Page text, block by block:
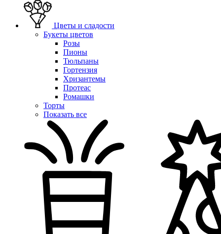
Цветы и сладости
Букеты цветов
Розы
Пионы
Тюльпаны
Гортензия
Хризантемы
Протеас
Ромашки
Торты
Показать все